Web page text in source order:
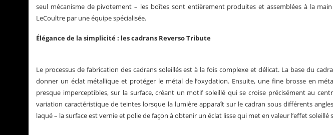
seul mécanisme de pivotement – les boîtes sont entièrement produites et assemblées à la
LeCoultre par une équipe spécialisée.
Élégance de la simplicité : les cadrans Reverso Tribute
Le processus de fabrication des cadrans soleillés est à la fois complexe et délicat. La base du
donner un éclat métallique et protéger le métal de l’oxydation. Ensuite, une fine brosse en
presque imperceptibles, sur la surface, créant un motif soleillé qui se croise précisément au
variation caractéristique de teintes lorsque la lumière apparaît sur le cadran sous différents
laqué – la surface est vernie et polie de façon à obtenir un éclat lisse qui met en valeur l’effet